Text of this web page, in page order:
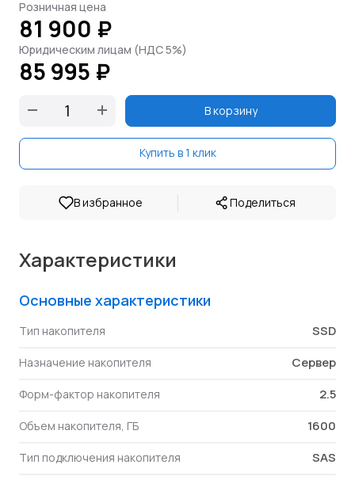
Розничная цена
81 900 ₽
Юридическим лицам (НДС 5%)
85 995 ₽
В корзину
Купить в 1 клик
В избранное | Поделиться
Характеристики
Основные характеристики
Тип накопителя SSD
Назначение накопителя Сервер
Форм-фактор накопителя 2.5
Объем накопителя, ГБ 1600
Тип подключения накопителя SAS